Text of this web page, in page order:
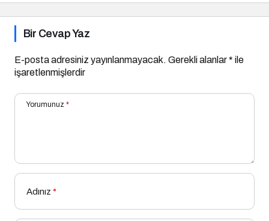
Bir Cevap Yaz
E-posta adresiniz yayınlanmayacak. Gerekli alanlar* ile
işaretlenmişlerdir
Yorumunuz *
Adınız *